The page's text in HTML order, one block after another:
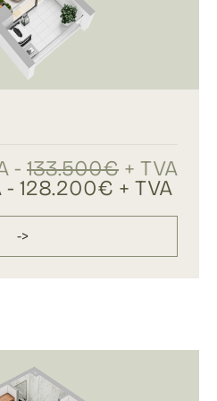
- 133.500€ + TVA
- 128.200€ + TVA
->